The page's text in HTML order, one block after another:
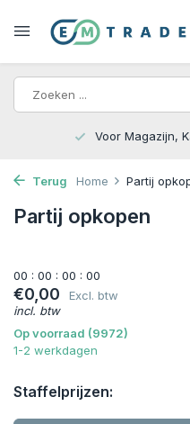
Voor Magazijn,
Terug Home Partij
Partij opkopen
00 : 00 : 00 : 00
€0,00
Excl. btw
incl. btw
Op voorraad (9972)
1-2 werkdagen
Staffelprijzen: